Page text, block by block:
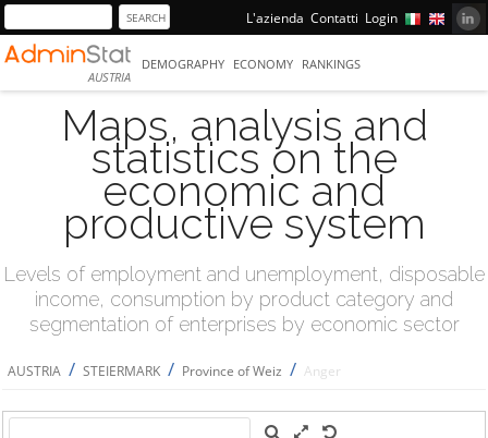
L'azienda Contatti Login
AUSTRIA
DEMOGRAPHY ECONOMY RANKINGS
Maps, analysis and
statistics on the
economic and
productive system
Levels of employment and unemployment, disposable
income, consumption by product category and
segmentation of enterprises by economic sector
AUSTRIA / STEIERMARK / Province of Weiz / Anger